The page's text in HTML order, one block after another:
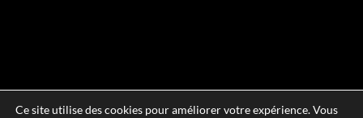
Ce site utilise des cookies pour améliorer votre expérience. Vous